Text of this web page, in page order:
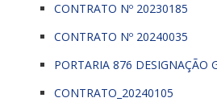
CONTRATO Nº 20230185
CONTRATO Nº 20240035
PORTARIA 876 DESIGNAÇÃO
CONTRATO_20240105